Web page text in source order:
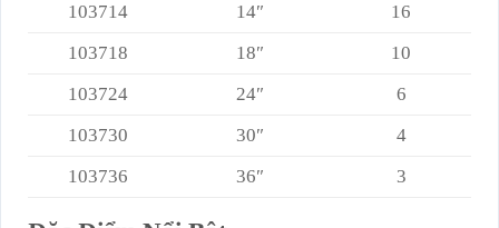
103714
14″
16
103718
18″
10
103724
24″
6
103730
30″
4
103736
36″ 3